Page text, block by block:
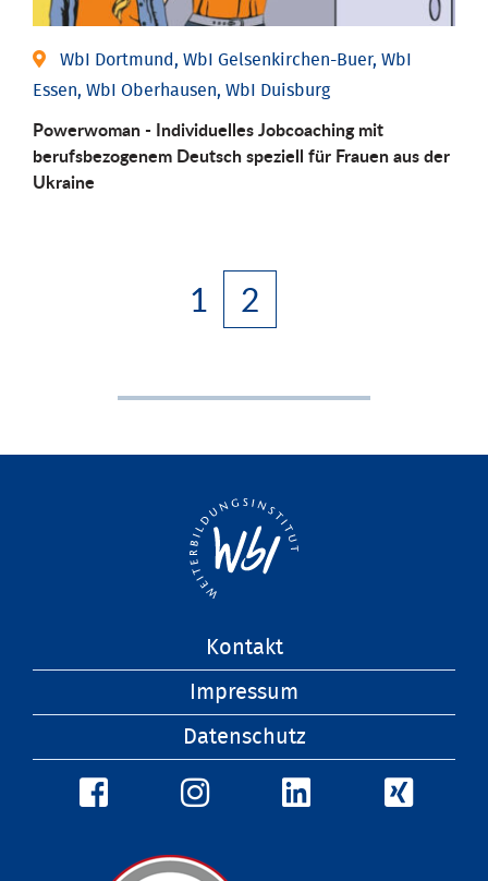
WbI Dortmund, WbI Gelsenkirchen-Buer, WbI
Essen, WbI Oberhausen, WbI Duisburg
Powerwoman - Individuelles Jobcoaching mit
berufsbezogenem Deutsch speziell für Frauen aus der
Ukraine
1 2
Kontakt
Impressum
Datenschutz